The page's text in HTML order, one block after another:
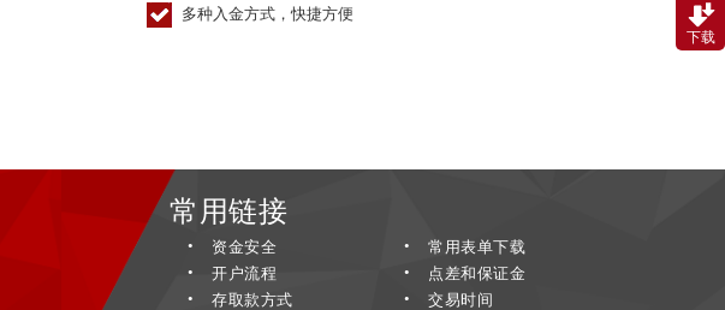
多种入金方式，快捷方便
常用链接
资金安全
开户流程
存取款方式
常用表单下载
点差和保证金
交易时间
下载